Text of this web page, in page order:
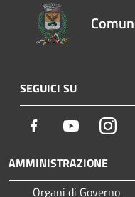
SEGUICI SU
Facebook Youtube
AMMINISTRAZIONE
Organi di Governo